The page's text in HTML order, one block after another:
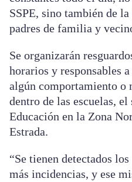
SSPE, sino también de
padres de familia y
Se organizarán
horarios y responsables
algún comportamiento
dentro de las escuelas,
Educación en la Zona
Estrada.
“Se tienen detectados
más incidencias, y ese